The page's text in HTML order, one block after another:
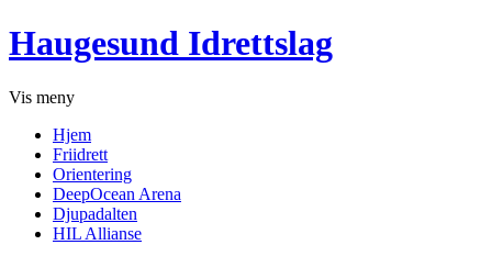
Haugesund Idrettslag
Vis meny
Hjem
Friidrett
Orientering
DeepOcean Arena
Djupadalten
HIL Allianse